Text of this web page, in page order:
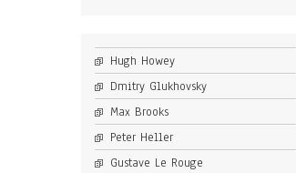
Hugh Howey
Dmitry Glukhovsky
Max Brooks
Peter Heller
Gustave Le Rouge